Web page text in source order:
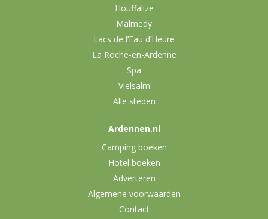
Houffalize
Malmedy
Lacs de l’Eau d’Heure
La Roche-en-Ardenne
Spa
Vielsalm
Alle steden
Ardennen.nl
Camping boeken
Hotel boeken
Adverteren
Algemene voorwaarden
Contact